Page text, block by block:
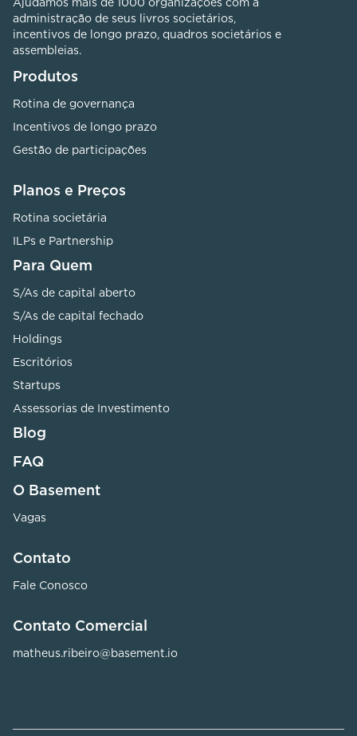
administração de seus livros societários,
incentivos de longo prazo, quadros societários e
assembleias.
Produtos
Rotina de governança
Incentivos de longo prazo
Gestão de participações
Planos e Preços
Rotina societária
ILPs e Partnership
Para Quem
S/As de capital aberto
S/As de capital fechado
Holdings
Escritórios
Startups
Assessorias de Investimento
Blog
FAQ
O Basement
Vagas
Contato
Fale Conosco
Contato Comercial
matheus.ribeiro@basement.io